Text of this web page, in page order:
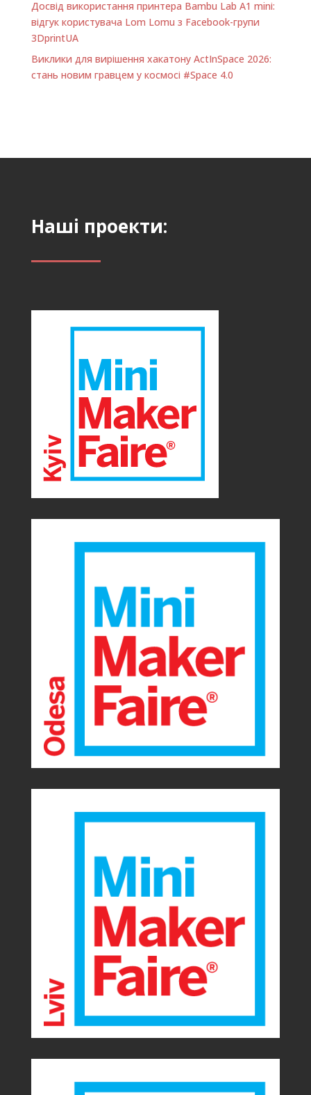
Досвід використання принтера Bambu Lab A1 minі:
відгук користувача Lom Lomu з Facebook-групи
3DprintUA
Виклики для вирішення хакатону ActInSpace 2026:
стань новим гравцем у космосі #Space 4.0
Наші проекти: